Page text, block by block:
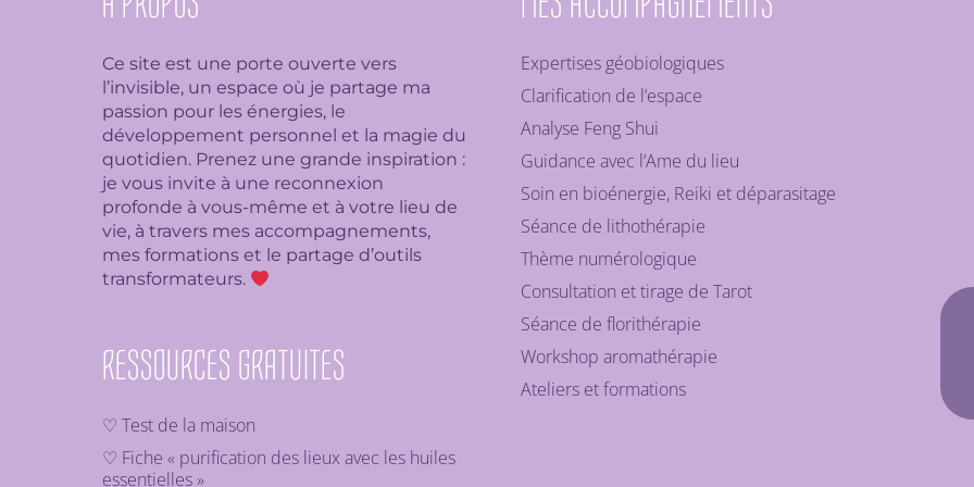
Ce site est une porte ouverte vers
l’invisible, un espace où je partage ma
passion pour les énergies, le
développement personnel et la magie du
quotidien. Prenez une grande inspiration :
je vous invite à une reconnexion
profonde à vous-même et à votre lieu de
vie, à travers mes accompagnements,
mes formations et le partage d’outils
transformateurs.
RESSOURCES GRATUITES
♡ Test de la maison
♡ Fiche « purification des lieux avec les huiles
essentielles »
Expertises géobiologiques
Clarification de l’espace
Analyse Feng Shui
Guidance avec l’Ame du lieu
Soin en bioénergie, Reiki et déparasitage
Séance de lithothérapie
Thème numérologique
Consultation et tirage de Tarot
Séance de florithérapie
Workshop aromathérapie
Ateliers et formations